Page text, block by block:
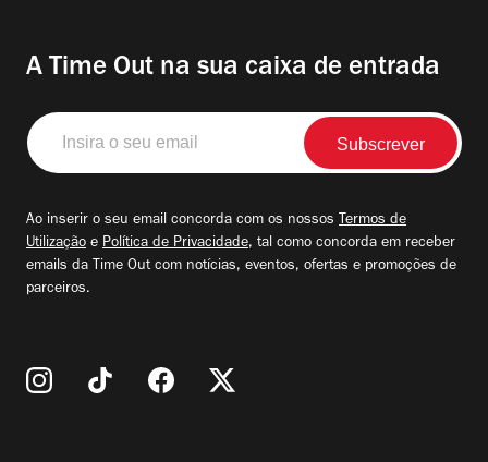
A Time Out na sua caixa de entrada
Insira
o
seu
Ao inserir o seu email concorda com os nossos Termos de
Utilização e Política de Privacidade, tal como concorda em receber
emails da Time Out com notícias, eventos, ofertas e promoções de
parceiros.